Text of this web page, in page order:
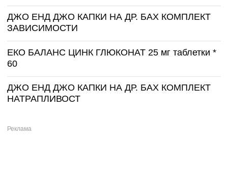
ДЖО ЕНД ДЖО КАПКИ НА ДР. БАХ КОМПЛЕКТ
ЗАВИСИМОСТИ
ЕКО БАЛАНС ЦИНК ГЛЮКОНАТ 25 мг таблетки *
60
ДЖО ЕНД ДЖО КАПКИ НА ДР. БАХ КОМПЛЕКТ
НАТРАПЛИВОСТ